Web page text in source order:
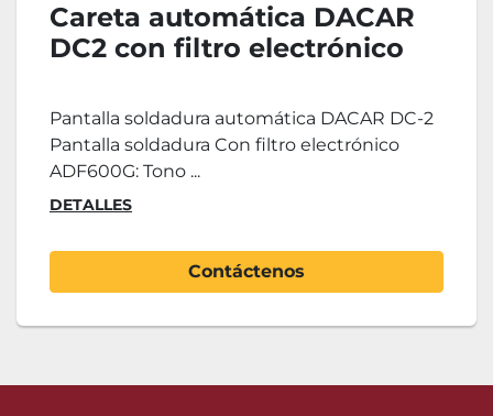
Careta automática DACAR
DC2 con filtro electrónico
Pantalla soldadura automática DACAR DC-2
Pantalla soldadura Con filtro electrónico
ADF600G: Tono ...
DETALLES
Contáctenos